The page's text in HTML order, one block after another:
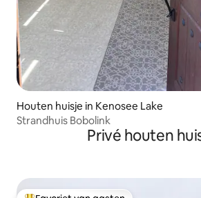
Houten huisje in Kenosee Lake
Strandhuis Bobolink
Privé houten